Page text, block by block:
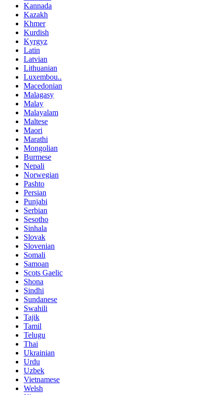
Kannada
Kazakh
Khmer
Kurdish
Kyrgyz
Latin
Latvian
Lithuanian
Luxembou..
Macedonian
Malagasy
Malay
Malayalam
Maltese
Maori
Marathi
Mongolian
Burmese
Nepali
Norwegian
Pashto
Persian
Punjabi
Serbian
Sesotho
Sinhala
Slovak
Slovenian
Somali
Samoan
Scots Gaelic
Shona
Sindhi
Sundanese
Swahili
Tajik
Tamil
Telugu
Thai
Ukrainian
Urdu
Uzbek
Vietnamese
Welsh